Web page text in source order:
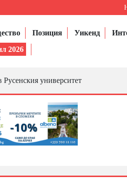
Позиция Уикенд
2026
университет